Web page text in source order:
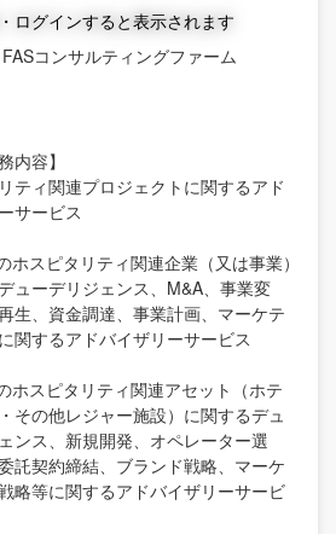
ログインすると表示されます
FASコンサルティングファーム
内容】
ティ関連プロジェクトに関するアド
サービス
ホスピタリティ関連企業（又は事業）
ューデリジェンス、M&A、事業変
生、資金調達、事業計画、マーケテ
関するアドバイザリーサービス
ホスピタリティ関連アセット（ホテ
その他レジャー施設）に関するデュ
ンス、新規開発、オペレーター選
託契約締結、ブランド戦略、マーケ
略等に関するアドバイザリーサービ